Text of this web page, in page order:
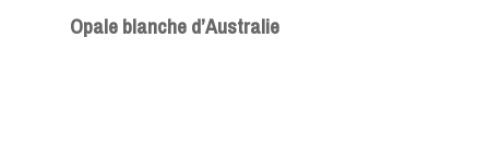
Opale blanche d’Australie